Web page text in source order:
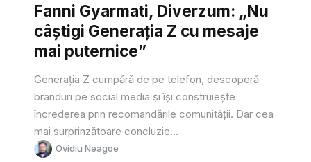
Fanni Gyarmati, Diverzum: „Nu
câștigi Generația Z cu mesaje
mai puternice”
Generația Z cumpără de pe telefon, descoperă
branduri pe social media și își construiește
încrederea prin recomandările comunității. Dar cea
mai surprinzătoare concluzie...
Ovidiu Neagoe